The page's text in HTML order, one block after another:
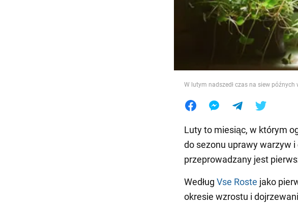
Jedzenie
W lutym nadszedł czas na siew
Luty to miesiąc, w którym
do sezonu uprawy warzyw
przeprowadzany jest
Według Vse Roste jako
okresie wzrostu i